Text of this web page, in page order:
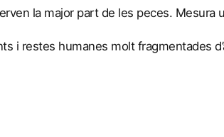
la major part de les peces. Mesura
i restes humanes molt fragmentades